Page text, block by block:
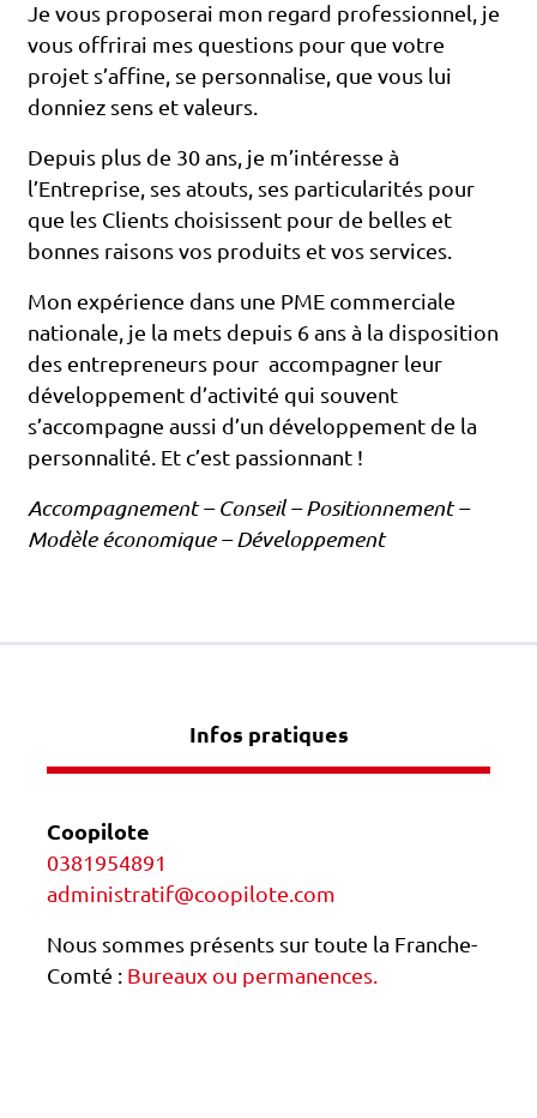
Je vous proposerai mon regard professionnel, je
vous offrirai mes questions pour que votre
projet s’affine, se personnalise, que vous lui
donniez sens et valeurs.
Depuis plus de 30 ans, je m’intéresse à
l’Entreprise, ses atouts, ses particularités pour
que les Clients choisissent pour de belles et
bonnes raisons vos produits et vos services.
Mon expérience dans une PME commerciale
nationale, je la mets depuis 6 ans à la disposition
des entrepreneurs pour accompagner leur
développement d’activité qui souvent
s’accompagne aussi d’un développement de la
personnalité. Et c’est passionnant !
Accompagnement – Conseil – Positionnement –
Modèle économique – Développement
Infos pratiques
Coopilote
0381954891
administratif@coopilote.com
Nous sommes présents sur toute la Franche-
Comté : Bureaux ou permanences.